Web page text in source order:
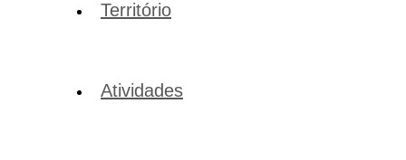
Território
Atividades